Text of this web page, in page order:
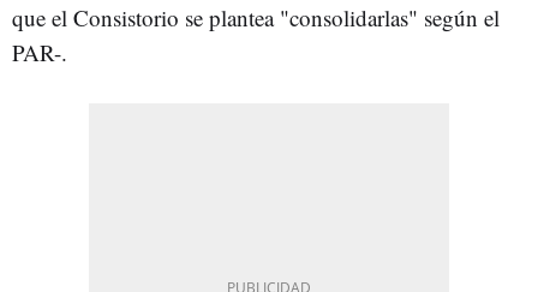
que el Consistorio se plantea "consolidarlas" según el
PAR-.